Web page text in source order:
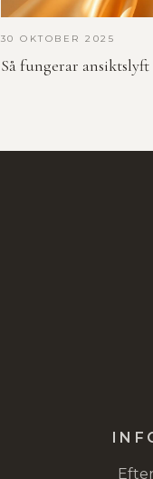
30 OKTOBER 2025
Så fungerar